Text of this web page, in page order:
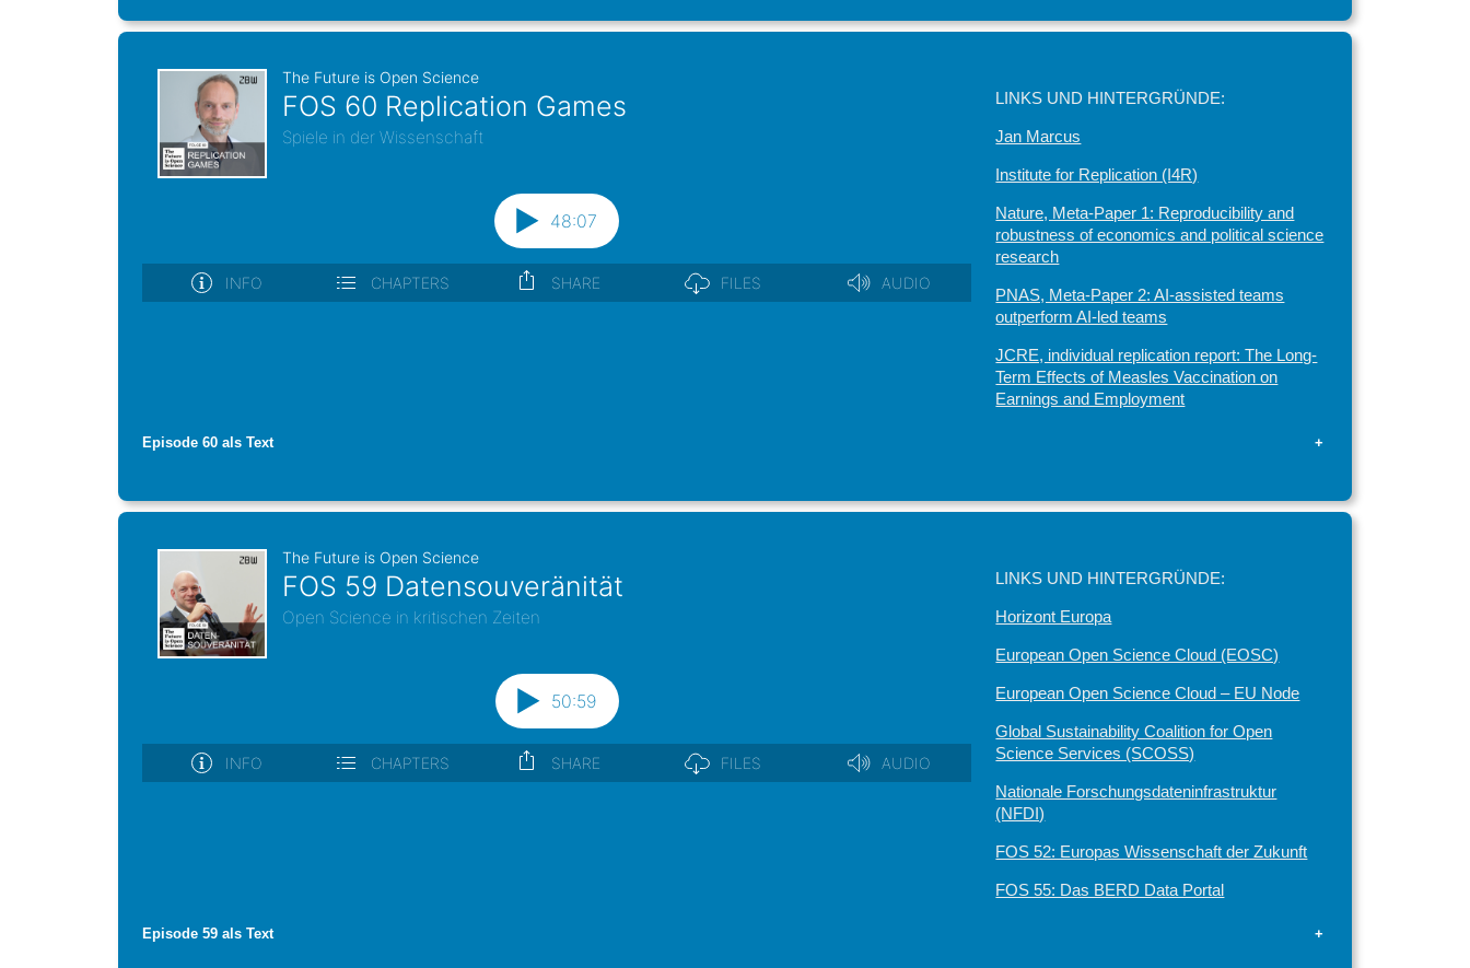
LINKS UND HINTERGRÜNDE:
Jan Marcus
Institute for Replication (I4R)
Nature, Meta-Paper 1: Reproducibility and
robustness of economics and political science
research
PNAS, Meta-Paper 2: AI-assisted teams
outperform AI-led teams
JCRE, individual replication report: The Long-
Term Effects of Measles Vaccination on
Earnings and Employment
Episode 60 als Text +
LINKS UND HINTERGRÜNDE:
Horizont Europa
European Open Science Cloud (EOSC)
European Open Science Cloud – EU Node
Global Sustainability Coalition for Open
Science Services (SCOSS)
Nationale Forschungsdateninfrastruktur
(NFDI)
FOS 52: Europas Wissenschaft der Zukunft
FOS 55: Das BERD Data Portal
Episode 59 als Text +